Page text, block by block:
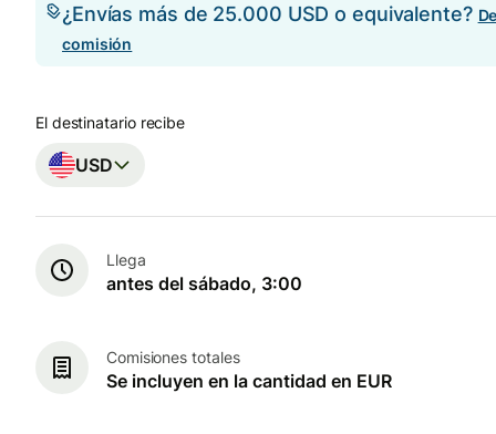
¿Envías más de 25.000 USD o equivalente?
comisión
El destinatario recibe
USD
Llega
antes del sábado, 3:00
Comisiones totales
Se incluyen en la cantidad en EUR